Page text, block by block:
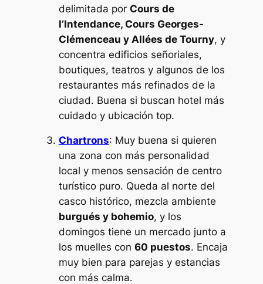
delimitada por Cours de
l’Intendance, Cours Georges-
Clémenceau y Allées de Tourny, y
concentra edificios señoriales,
boutiques, teatros y algunos de los
restaurantes más refinados de la
ciudad. Buena si buscan hotel más
cuidado y ubicación top.
Chartrons: Muy buena si quieren
una zona con más personalidad
local y menos sensación de centro
turístico puro. Queda al norte del
casco histórico, mezcla ambiente
burgués y bohemio, y los
domingos tiene un mercado junto a
los muelles con 60 puestos. Encaja
muy bien para parejas y estancias
con más calma.